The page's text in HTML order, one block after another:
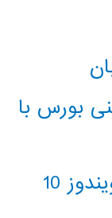
بورس با